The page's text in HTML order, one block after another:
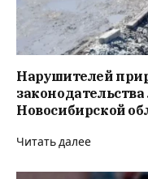
Нарушителей
Новосибирской
Читать далее